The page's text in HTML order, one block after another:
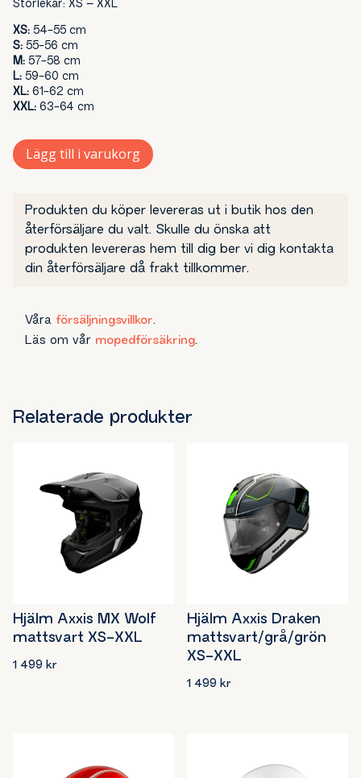
Storlekar: XS – XXL
XS:54-55 cm
S:55-56 cm
M:57-58 cm
L:59-60 cm
XL:61-62 cm
XXL:63-64 cm
Lägg till i varukorg
Produkten du köper levereras ut i butik hos den
återförsäljare du valt. Skulle du önska att
produkten levereras hem till dig ber vi dig kontakta
din återförsäljare då frakt tillkommer.
Våra försäljningsvillkor.
Läs om vår mopedförsäkring.
Relaterade produkter
Hjälm Axxis MX Wolf
mattsvart XS-XXL
1 499 kr
Hjälm Axxis Draken
mattsvart/grå/grön
XS-XXL
1 499 kr